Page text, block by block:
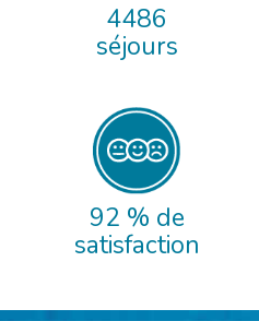
4486
séjours
92 % de
satisfaction